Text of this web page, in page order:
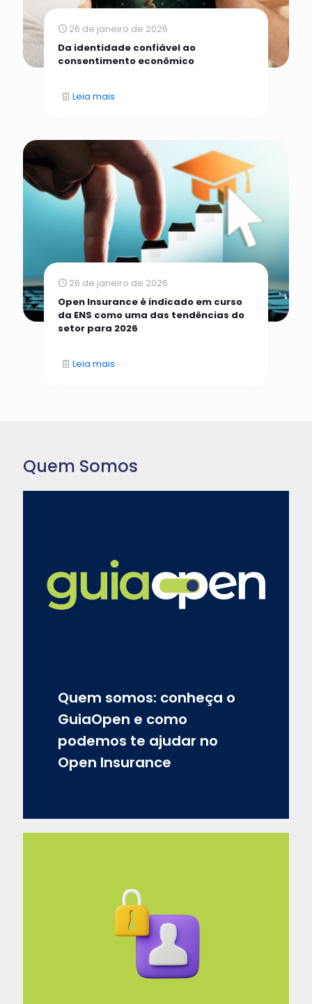
26 de janeiro de 2026
Da identidade confiável ao
consentimento econômico
Leia mais
26 de janeiro de 2026
Open Insurance é indicado em curso
da ENS como uma das tendências do
setor para 2026
Leia mais
Quem Somos
Quem somos: conheça o
GuiaOpen e como
podemos te ajudar no
Open Insurance